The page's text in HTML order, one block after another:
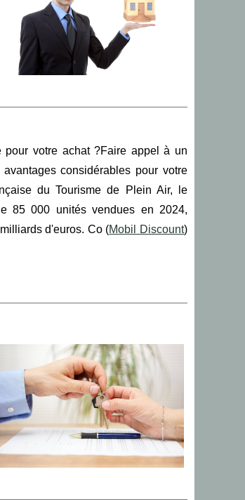
pour votre achat ?Faire appel à un
considérables pour votre
du Tourisme de Plein Air, le
85 000 unités vendues en 2024,
d'euros. Co (Mobil Discount)